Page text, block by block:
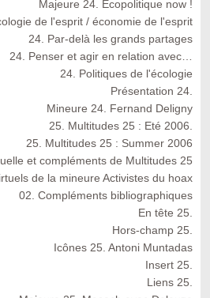
Majeure 24. Ecopolitique now !
de l'esprit / économie de l'esprit
24. Par-delà les grands partages
24. Penser et agir en relation avec…
24. Politiques de l'écologie
Présentation 24.
Mineure 24. Fernand Deligny
25. Multitudes 25 : Eté 2006.
25. Multitudes 25 : Summer 2006
et compléments de Multitudes 25
de la mineure Activistes du hoax
02. Compléments bibliographiques
En tête 25.
Hors-champ 25.
Icônes 25. Antoni Muntadas
Insert 25.
Liens 25.